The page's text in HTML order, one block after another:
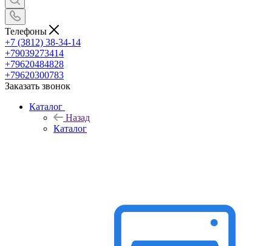
Телефоны
+7 (3812) 38-34-14
+79039273414
+79620484828
+79620300783
Заказать звонок
Каталог
Назад
Каталог